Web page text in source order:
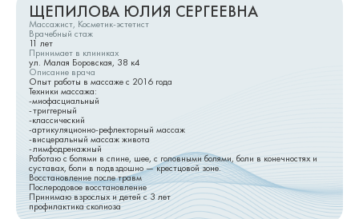
ЩЕПИЛОВА ЮЛИЯ СЕРГЕЕВНА
Массажист, Косметик-эстетист
Врачебный стаж
11 лет
Принимает в клиниках
ул. Малая Боровская, 38 к4
Описание врача
Опыт работы в массаже с 2016 года
Техники массажа:
-миофасциальный
-триггерный
-классический
-артикуляционно-рефлекторный массаж
-висцеральный массаж живота
-лимфодренажный
Работаю с болями в спине, шее, с головными болями, боли в конечностях и
суставах, боли в подвздошно — крестцовой зоне.
Восстановление после травм
Послеродовое восстановление
Принимаю взрослых и детей с 3 лет
профилактика сколиоза